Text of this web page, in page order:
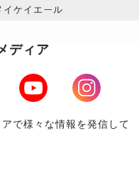
イケイエール
ディア
Youtube
Instagram
で様々な情報を発信して